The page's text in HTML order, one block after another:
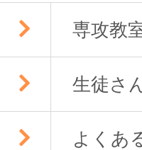
専攻教
生徒さ
よくあ